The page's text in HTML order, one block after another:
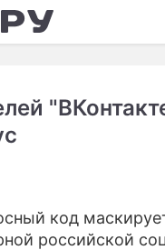
ШОУ-
КИНО
код
российской